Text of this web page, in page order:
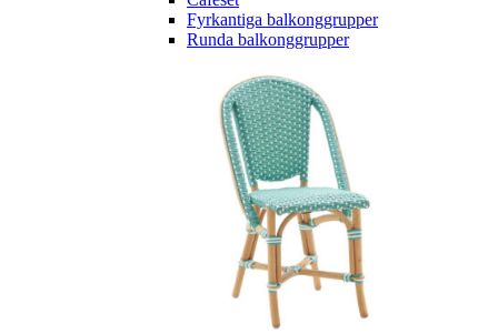
Fyrkantiga balkonggrupper
Runda balkonggrupper